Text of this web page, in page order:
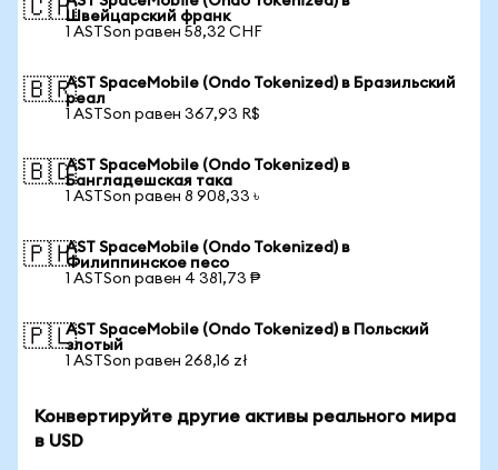
🇨🇭Швейцарский франк
1 ASTSon равен 58,32 CHF
🇧🇷AST SpaceMobile (Ondo Tokenized) в Бразильский
реал
1 ASTSon равен 367,93 R$
🇧🇩AST SpaceMobile (Ondo Tokenized) в
Бангладешская така
1 ASTSon равен 8 908,33 ৳
🇵🇭AST SpaceMobile (Ondo Tokenized) в
Филиппинское песо
1 ASTSon равен 4 381,73 ₱
🇵🇱AST SpaceMobile (Ondo Tokenized) в Польский
злотый
1 ASTSon равен 268,16 zł
Конвертируйте другие активы реального мира
в USD